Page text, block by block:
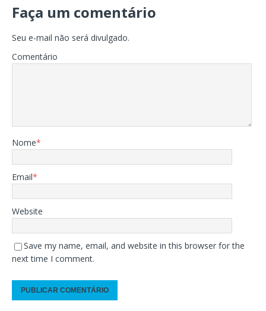
Faça um comentário
Seu e-mail não será divulgado.
Comentário
Nome*
Email*
Website
Save my name, email, and website in this browser for the
next time I comment.